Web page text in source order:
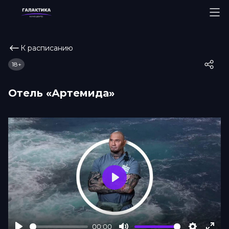
К расписанию
Отель «Артемида»
18+
00:00
Play